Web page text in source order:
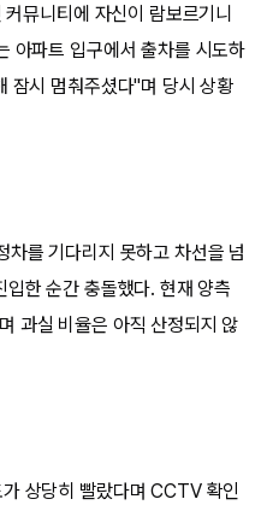
뮤니티에 자신이 람보르기니
아파트 입구에서 출차를 시도하
잠시 멈춰주셨다"며 당시 상황
차를 기다리지 못하고 차선을 넘
한 순간 충돌했다. 현재 양측
과실 비율은 아직 산정되지 않
상당히 빨랐다며 CCTV 확인